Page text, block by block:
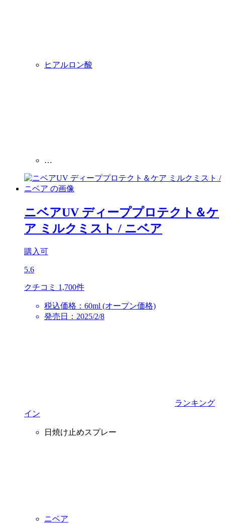
ヒアルロン酸
…
ニベアUV ディーププロテクト＆ケ
ア ミルクミスト / ニベア
購入可
5.6
クチコミ 1,700件
税込価格：60ml (オープン価格)
発売日：2025/2/8
ランキング
イン
日焼け止めスプレー
ニベア